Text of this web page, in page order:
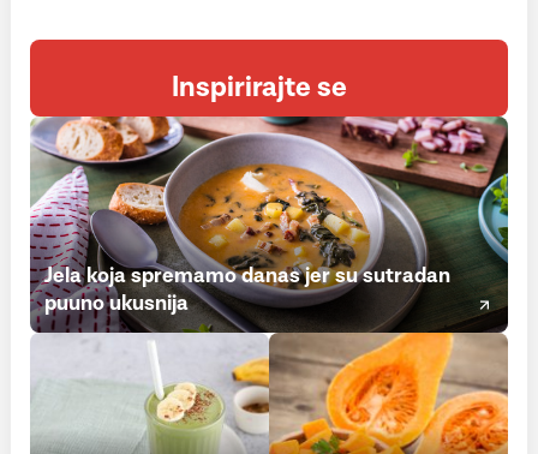
Inspirirajte se
Jela koja spremamo danas jer su sutradan
puuno ukusnija